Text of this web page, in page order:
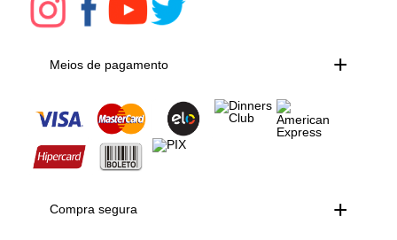
Meios de pagamento
Compra segura